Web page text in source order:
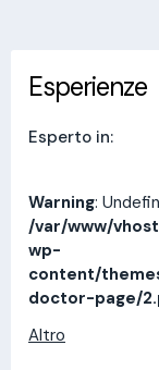
Esperienze
Esperto in:
Warning:
/var/www/
wp-
content/
doctor-page/
Altro